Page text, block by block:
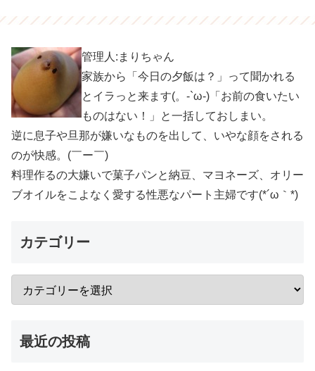
管理人:まりちゃん
家族から「今日の夕飯は？」って聞かれる
とイラっと来ます(。-`ω-)「お前の食いたい
ものはない！」と一括しておしまい。
逆に息子や旦那が嫌いなものを出して、いやな顔をされる
のが快感。(￣ー￣)
料理作るの大嫌いで菓子パンと納豆、マヨネーズ、オリー
ブオイルをこよなく愛する性悪なパート主婦です(*´ω｀*)
カテゴリー
最近の投稿